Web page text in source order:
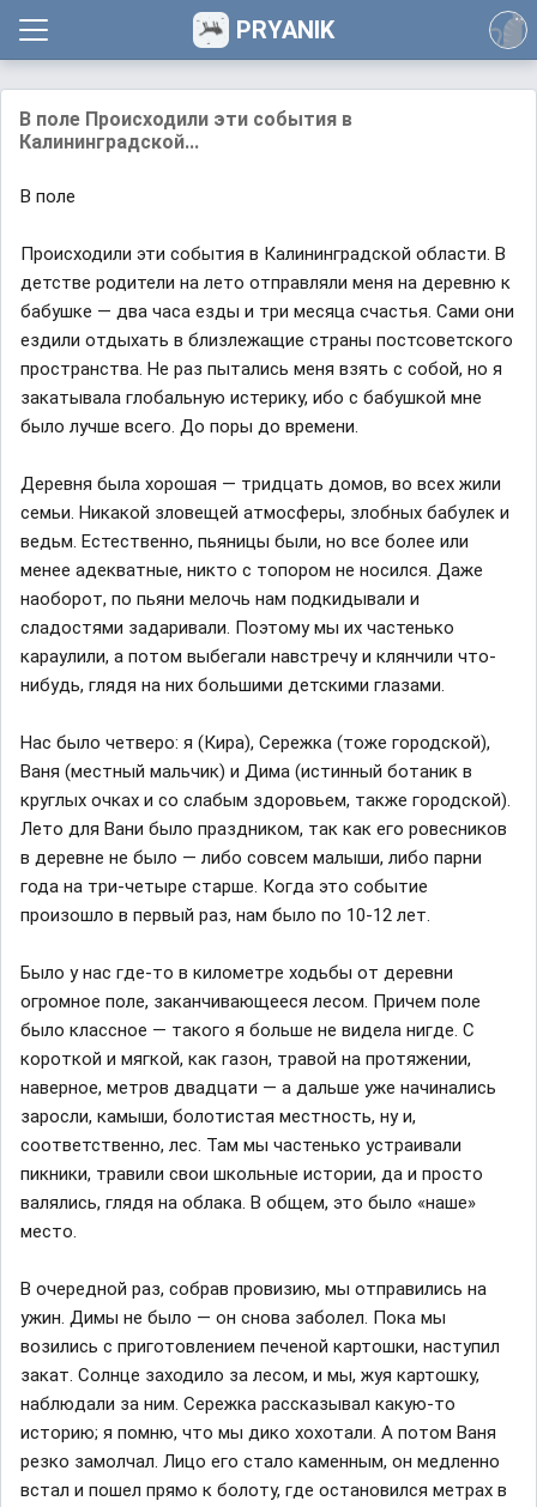
PRYANIK
В поле Происходили эти события в
Калининградской...
В поле
Происходили эти события в Калининградской области. В
детстве родители на лето отправляли меня на деревню к
бабушке — два часа езды и три месяца счастья. Сами они
ездили отдыхать в близлежащие страны постсоветского
пространства. Не раз пытались меня взять с собой, но я
закатывала глобальную истерику, ибо с бабушкой мне
было лучше всего. До поры до времени.
Деревня была хорошая — тридцать домов, во всех жили
семьи. Никакой зловещей атмосферы, злобных бабулек и
ведьм. Естественно, пьяницы были, но все более или
менее адекватные, никто с топором не носился. Даже
наоборот, по пьяни мелочь нам подкидывали и
сладостями задаривали. Поэтому мы их частенько
караулили, а потом выбегали навстречу и клянчили что-
нибудь, глядя на них большими детскими глазами.
Нас было четверо: я (Кира), Сережка (тоже городской),
Ваня (местный мальчик) и Дима (истинный ботаник в
круглых очках и со слабым здоровьем, также городской).
Лето для Вани было праздником, так как его ровесников
в деревне не было — либо совсем малыши, либо парни
года на три-четыре старше. Когда это событие
произошло в первый раз, нам было по 10-12 лет.
Было у нас где-то в километре ходьбы от деревни
огромное поле, заканчивающееся лесом. Причем поле
было классное — такого я больше не видела нигде. С
короткой и мягкой, как газон, травой на протяжении,
наверное, метров двадцати — а дальше уже начинались
заросли, камыши, болотистая местность, ну и,
соответственно, лес. Там мы частенько устраивали
пикники, травили свои школьные истории, да и просто
валялись, глядя на облака. В общем, это было «наше»
место.
В очередной раз, собрав провизию, мы отправились на
ужин. Димы не было — он снова заболел. Пока мы
возились с приготовлением печеной картошки, наступил
закат. Cолнце заходило за лесом, и мы, жуя картошку,
наблюдали за ним. Сережка рассказывал какую-то
историю; я помню, что мы дико хохотали. А потом Ваня
резко замолчал. Лицо его стало каменным, он медленно
встал и пошел прямо к болоту, где остановился метрах в